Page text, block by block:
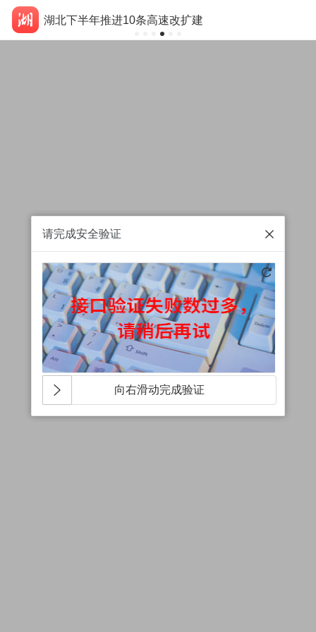
湖北下半年推进10条高速改扩建
请完成安全验证
向右滑动完成验证